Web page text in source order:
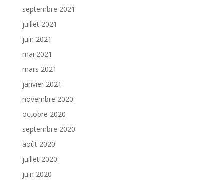
septembre 2021
juillet 2021
juin 2021
mai 2021
mars 2021
janvier 2021
novembre 2020
octobre 2020
septembre 2020
août 2020
juillet 2020
juin 2020